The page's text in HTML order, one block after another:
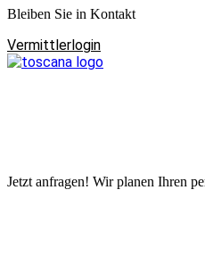
Bleiben Sie in Kontakt
Vermittlerlogin
Jetzt anfragen! Wir planen Ihren